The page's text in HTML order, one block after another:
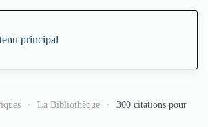
principal
La Bibliothèque
300 citations pour